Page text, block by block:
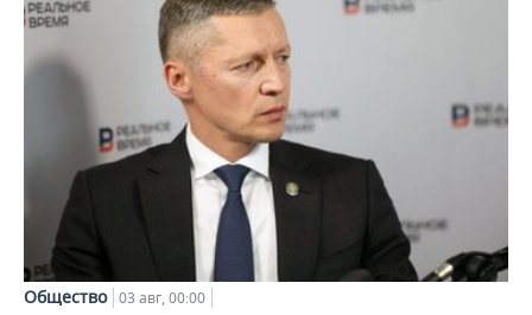
Общество 03 авг, 00:00